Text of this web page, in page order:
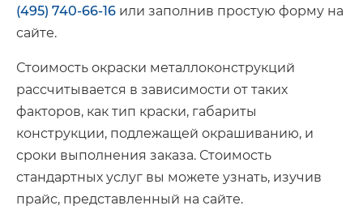
(495) 740-66-16 или заполнив простую форму на
сайте.
Стоимость окраски металлоконструкций
рассчитывается в зависимости от таких
факторов, как тип краски, габариты
конструкции, подлежащей окрашиванию, и
сроки выполнения заказа. Стоимость
стандартных услуг вы можете узнать, изучив
прайс, представленный на сайте.